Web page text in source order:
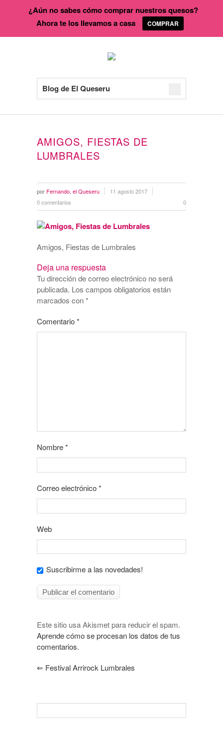
Blog de El Queseru
AMIGOS, FIESTAS DE
LUMBRALES
por Fernando, el Queseru
11 agosto 2017
0 comentarios
0
Amigos, Fiestas de Lumbrales
Deja una respuesta
Tu dirección de correo electrónico no será
publicada. Los campos obligatorios están
marcados con*
Comentario*
Nombre*
Correo electrónico*
Web
Suscribirme a las novedades!
Este sitio usa Akismet para reducir el spam.
Aprende cómo se procesan los datos de tus
comentarios.
⇐ Festival Arrirock Lumbrales
¿Aún no sabes cómo comprar nuestros quesos?
Ahora te los llevamos a casa
COMPRAR